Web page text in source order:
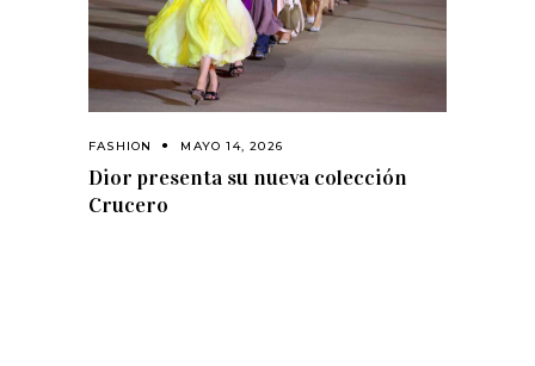
FASHION MAYO 14, 2026
Dior presenta su nueva colección
Crucero